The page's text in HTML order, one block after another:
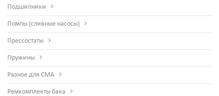
Подшипники
Помпы (сливные насосы)
Прессостаты
Пружины
Разное для СМА
Ремкомплекты бака